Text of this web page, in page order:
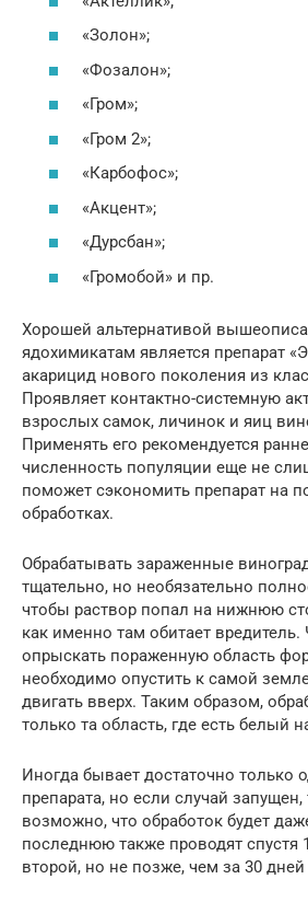
«Золон»;
«Фозалон»;
«Гром»;
«Гром 2»;
«Карбофос»;
«Акцент»;
«Дурсбан»;
«Громобой» и пр.
Хорошей альтернативой
ядохимикатам является препарат
акарицид нового поколения из
Проявляет контактно-системную
взрослых самок, личинок и яиц
Применять его рекомендуется
численность популяции еще не
поможет сэкономить препарат на
обработках.
Обрабатывать зараженные
тщательно, но необязательно
чтобы раствор попал на нижнюю
как именно там обитает вредитель.
опрыскать пораженную область
необходимо опустить к самой
двигать вверх. Таким образом,
только та область, где есть белый
Иногда бывает достаточно только
препарата, но если случай
возможно, что обработок будет
последнюю также проводят спустя
второй, но не позже, чем за 30